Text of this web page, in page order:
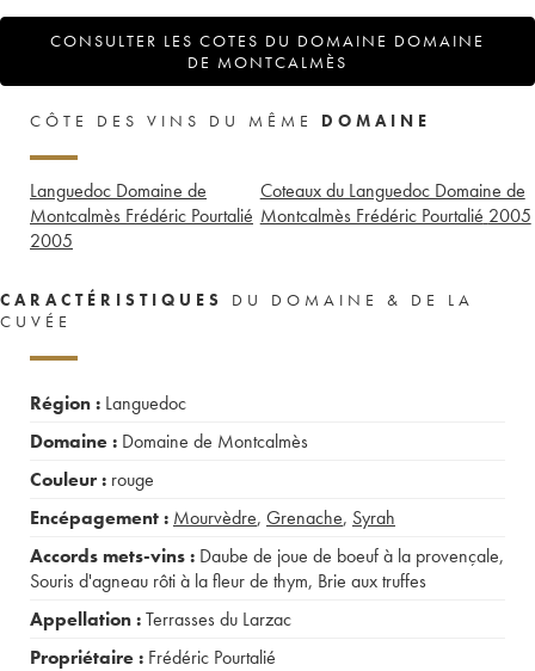
CONSULTER LES COTES DU DOMAINE DOMAINE
DE MONTCALMÈS
CÔTE DES VINS DU MÊME DOMAINE
Languedoc Domaine de
Montcalmès Frédéric Pourtalié
2005
Coteaux du Languedoc Domaine de
Montcalmès Frédéric Pourtalié 2005
CARACTÉRISTIQUES
DU DOMAINE & DE LA
CUVÉE
Région : Languedoc
Domaine : Domaine de Montcalmès
Couleur : rouge
Encépagement : Mourvèdre, Grenache, Syrah
Accords mets-vins : Daube de joue de boeuf à la provençale,
Souris d'agneau rôti à la fleur de thym, Brie aux truffes
Appellation :Terrasses du Larzac
Propriétaire : Frédéric Pourtalié